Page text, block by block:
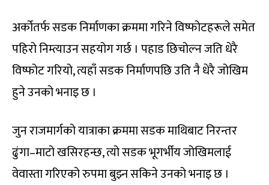
अर्कोतर्फ सडक निर्माणका क्रममा गरिने विष्फोटहरूले समेत
पहिरो निम्त्याउन सहयोग गर्छ । पहाड छिचोल्न जति धेरै
विष्फोट गरियो, त्यहाँ सडक निर्माणपछि उति नै धेरै जोखिम
हुने उनको भनाइ छ ।
जुन राजमार्गको यात्राका क्रममा सडक माथिबाट निरन्तर
ढुंगा–माटो खसिरहन्छ, त्यो सडक भूगर्भीय जोखिमलाई
वेवास्ता गरिएको रुपमा बुझ्न सकिने उनको भनाइ छ ।